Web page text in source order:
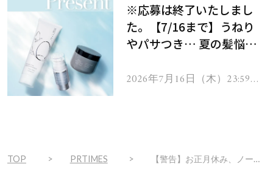
※応募は終了いたしまし
た。【7/16まで】うねり
やパサつき… 夏の髪悩み
ムを13名様にプレゼン
2026年7月16日（木）23:59ま
TOP PRTIMES 【警告】お正月休み、ノーファンデで過ごす方は注意！新年を肌トラブルなく過ごす方法とは？